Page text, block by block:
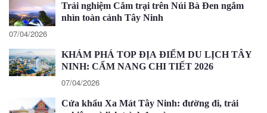
Trải nghiệm Cắm trại trên Núi Bà Đen ngắm
nhìn toàn cảnh Tây Ninh
07/04/2026
KHÁM PHÁ TOP ĐỊA ĐIỂM DU LỊCH TÂY
NINH: CẨM NANG CHI TIẾT 2026
07/04/2026
Cửa khẩu Xa Mát Tây Ninh: đường đi, trải